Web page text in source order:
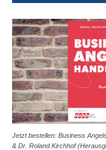
Jetzt bestellen: Business
& Dr. Roland Kirchhof